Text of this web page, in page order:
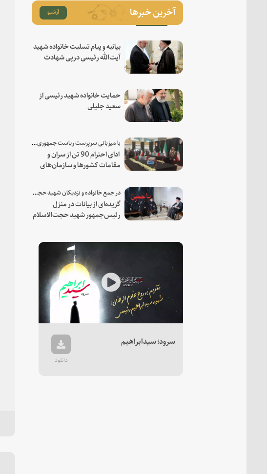
آخرین خبرها آرشیو
بیانیه و پیام تسلیت خانواده شهید
آیت‌الله رئیسی درپی شهادت
حمایت خانواده شهید رئیسی از
سعید جلیلی
با میزبانی سرپرست ریاست جمهوری صورت گرفت؛
ادای احترام 90 تن از سران و
مقامات کشورها و سازمان‌های
در جمع خانواده و نزدیکان شهید حجت‌الاسلام‌والمسلمین رئیسی:
گزیده‌ای از بیانات در منزل
رئیس‌جمهور شهید حجت‌الاسلام
Play
Video
سرود؛ سیدابراهیم
دانلود